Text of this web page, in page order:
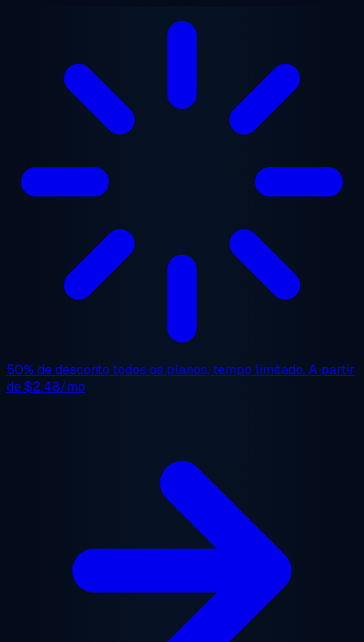
Saltar para o conteúdo principal
50% de desconto todos os planos, tempo limitado. A partir
de$2.48/mo